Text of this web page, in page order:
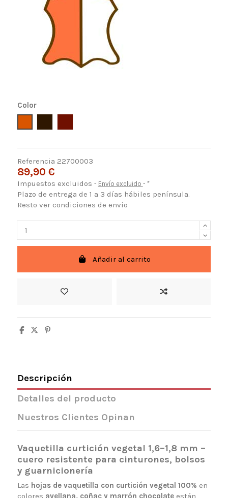
Color
Referencia 22700003
89,90 €
Impuestos excluidos Envío excluido *
Plazo de entrega de 1 a 3 días hábiles península.
Resto ver condiciones de envío
Añadir al carrito
Descripción
Detalles del producto
Nuestros Clientes Opinan
Vaquetilla curtición vegetal 1,6–1,8 mm –
cuero resistente para cinturones, bolsos
y guarnicionería
Las hojas de vaquetilla con curtición vegetal 100% en
colores avellana, coñac y marrón chocolateestán